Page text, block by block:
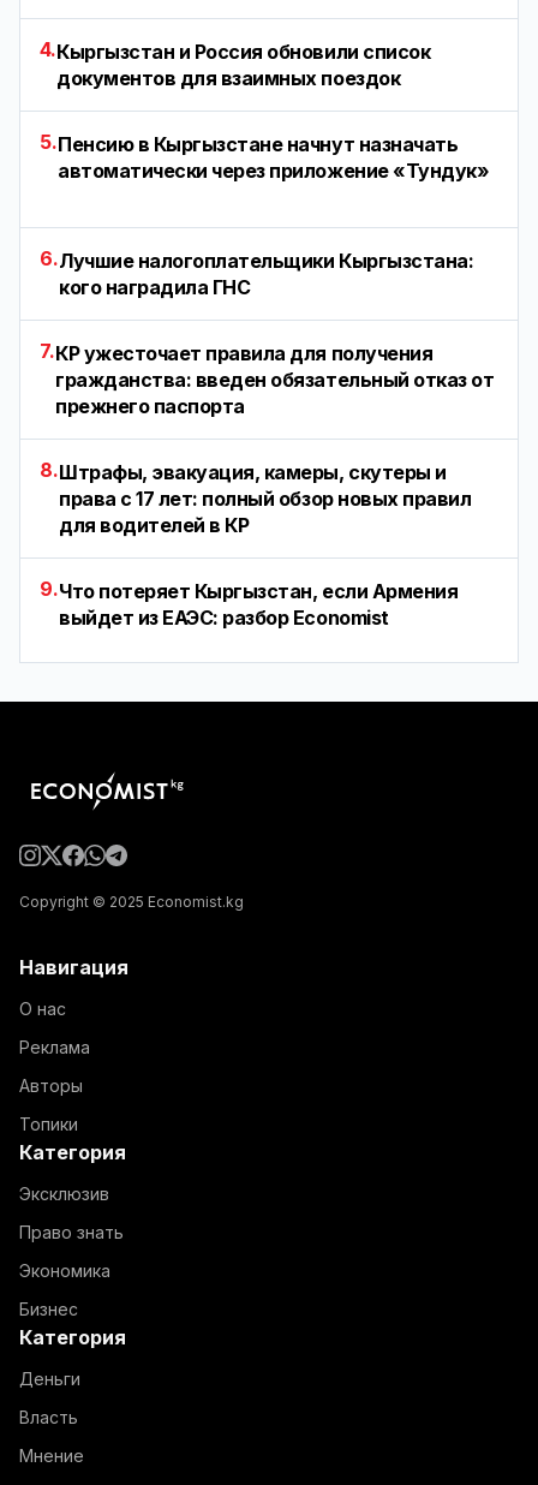
4.Кыргызстан и Россия обновили список
документов для взаимных поездок
5.Пенсию в Кыргызстане начнут назначать
автоматически через приложение «Тундук»
6.Лучшие налогоплательщики Кыргызстана:
кого наградила ГНС
7.КР ужесточает правила для получения
гражданства: введен обязательный отказ от
прежнего паспорта
8.Штрафы, эвакуация, камеры, скутеры и
права с 17 лет: полный обзор новых правил
для водителей в КР
9.Что потеряет Кыргызстан, если Армения
выйдет из ЕАЭС: разбор Economist
Copyright © 2025 Economist.kg
Навигация
О нас
Реклама
Авторы
Топики
Категория
Эксклюзив
Право знать
Экономика
Бизнес
Категория
Деньги
Власть
Мнение